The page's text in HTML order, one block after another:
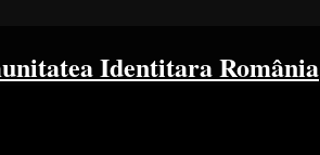
Identitara România